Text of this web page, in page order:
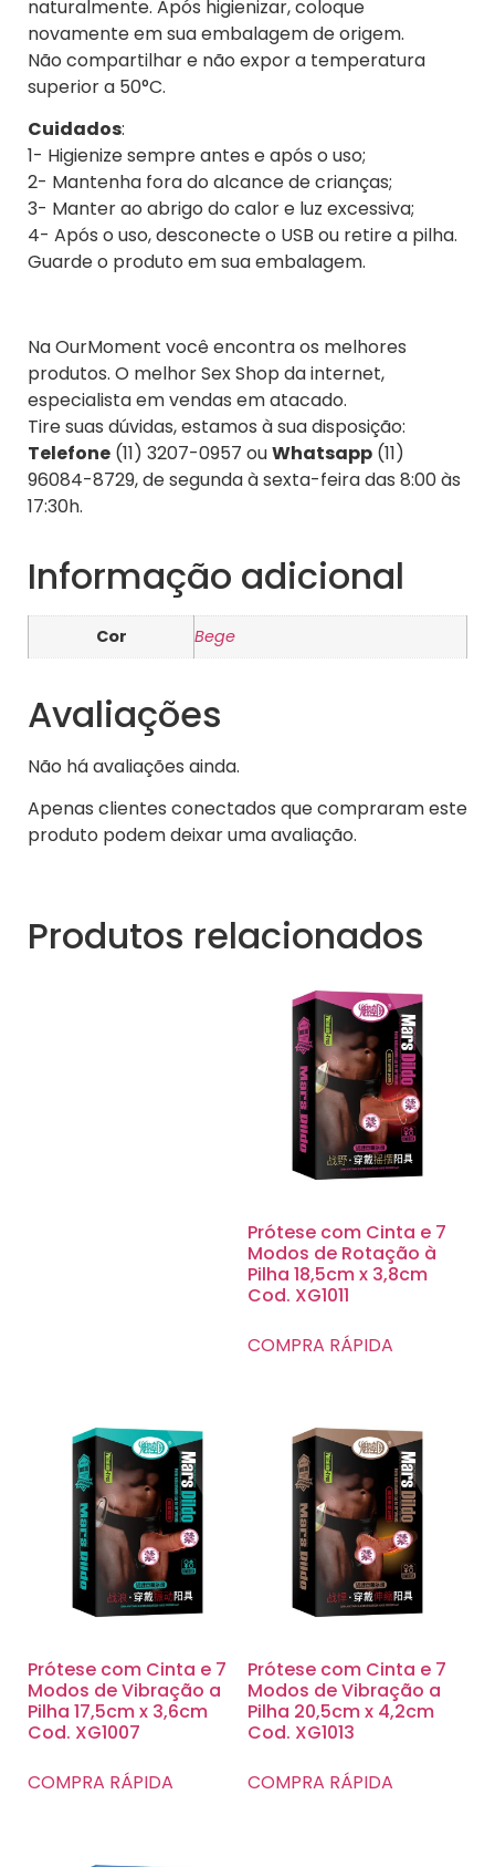
naturalmente. Após higienizar, coloque
novamente em sua embalagem de origem.
Não compartilhar e não expor a temperatura
superior a 50°C.
Cuidados:
1- Higienize sempre antes e após o uso;
2- Mantenha fora do alcance de crianças;
3- Manter ao abrigo do calor e luz excessiva;
4- Após o uso, desconecte o USB ou retire a pilha.
Guarde o produto em sua embalagem.
Na OurMoment você encontra os melhores
produtos. O melhor Sex Shop da internet,
especialista em vendas em atacado.
Tire suas dúvidas, estamos à sua disposição:
Telefone (11) 3207-0957 ouWhatsapp (11)
96084-8729, de segunda à sexta-feira das 8:00 às
17:30h.
Informação adicional
Cor Bege
Avaliações
Não há avaliações ainda.
Apenas clientes conectados que compraram este
produto podem deixar uma avaliação.
Produtos relacionados
Prótese com Cinta e 7
Modos de Rotação à
Pilha 18,5cm x 3,8cm
Cod. XG1011
COMPRA RÁPIDA
Prótese com Cinta e 7
Modos de Vibração a
Pilha 17,5cm x 3,6cm
Cod. XG1007
COMPRA RÁPIDA
Prótese com Cinta e 7
Modos de Vibração a
Pilha 20,5cm x 4,2cm
Cod. XG1013
COMPRA RÁPIDA